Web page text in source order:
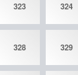
323 324
328 329